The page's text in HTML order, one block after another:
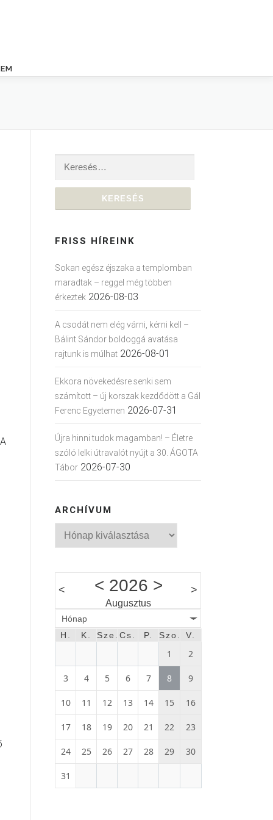
Keresés:
FRISS HÍREINK
Sokan egész éjszaka a templomban
maradtak – reggel még többen
érkeztek 2026-08-03
A csodát nem elég várni, kérni kell –
Bálint Sándor boldoggá avatása
rajtunk is múlhat 2026-08-01
Ekkora növekedésre senki sem
számított – új korszak kezdődött a Gál
Ferenc Egyetemen 2026-07-31
Újra hinni tudok magamban! – Életre
szóló lelki útravalót nyújt a 30. ÁGOTA
Tábor 2026-07-30
ARCHÍVUM
Archívum
< < 2026 >
Augusztus
>
Hónap
H.
K. Sze. Cs. P. Szo. V.
1 2
3 4 5 6 7 8 9
10 11 12 13 14 15 16
17 18 19 20 21 22 23
24 25 26 27 28 29 30
31